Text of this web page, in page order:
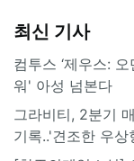
최신 기사
컴투스 ‘제우스:
워' 아성 넘본다
그라비티, 2분기
기록..'견조한 우상